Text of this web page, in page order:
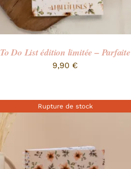
To Do List édition limitée – Parfaite
9,90 €
Rupture de stock